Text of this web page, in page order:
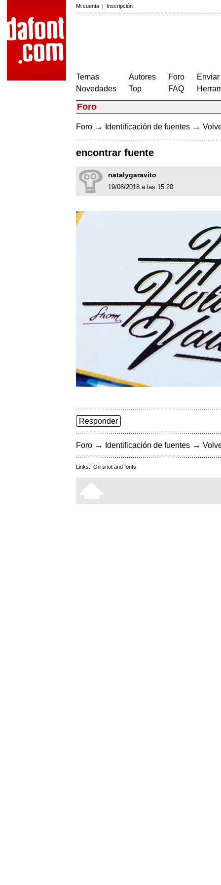
Mi cuenta | Inscripción
Temas
Novedades
Autores
Top
Foro
FAQ
Foro
Foro → Identificación de fuentes →
encontrar fuente
natalygaravito
19/08/2018 a las 15:20
Responder
Foro → Identificación de fuentes →
Links: On snot and fonts